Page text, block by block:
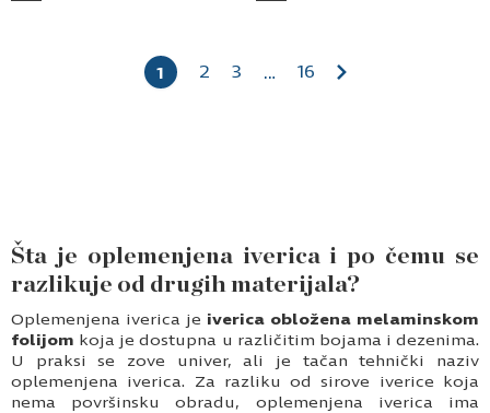
1 2 3 … 16
Šta je oplemenjena iverica i po čemu se
razlikuje od drugih materijala?
Oplemenjena iverica je iverica obložena melaminskom
folijom koja je dostupna u različitim bojama i dezenima.
U praksi se zove univer, ali je tačan tehnički naziv
oplemenjena iverica. Za razliku od sirove iverice koja
nema površinsku obradu, oplemenjena iverica ima